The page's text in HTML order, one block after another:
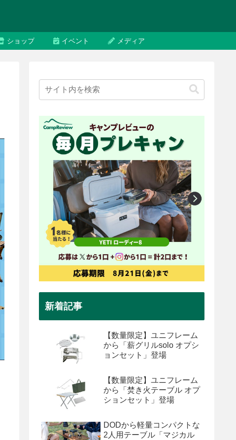
ショップ イベント メディア
新着記事
【数量限定】ユニフレーム
から「薪グリルsolo オプシ
ョンセット」登場
【数量限定】ユニフレーム
から「焚き火テーブル オプ
ションセット」登場
DODから軽量コンパクトな
2人用テーブル「マジカル